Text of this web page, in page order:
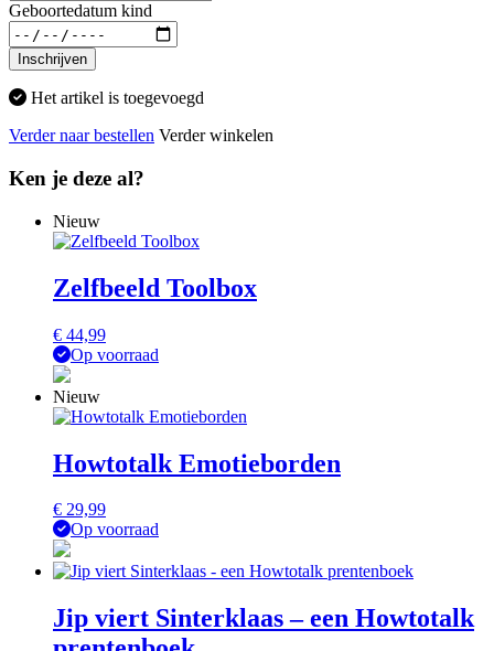
Geboortedatum kind
Inschrijven
Het artikel is toegevoegd
Verder naar bestellen Verder winkelen
Ken je deze al?
Nieuw
Zelfbeeld Toolbox
€ 44,99
Op voorraad
Nieuw
Howtotalk Emotieborden
€ 29,99
Op voorraad
Jip viert Sinterklaas – een Howtotalk